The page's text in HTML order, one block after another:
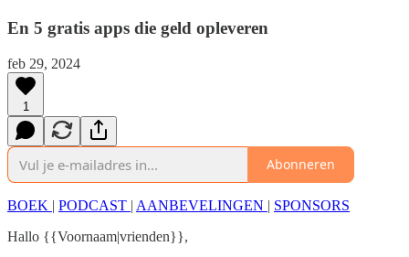
En 5 gratis apps die geld opleveren
feb 29, 2024
1
Abonneren
BOEK | PODCAST | AANBEVELINGEN | SPONSORS
Hallo {{Voornaam|vrienden}},